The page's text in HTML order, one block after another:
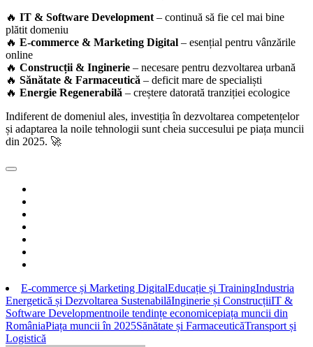
🔥 IT & Software Development – continuă să fie cel mai bine
plătit domeniu
🔥 E-commerce & Marketing Digital – esențial pentru vânzările
online
🔥 Construcții & Inginerie – necesare pentru dezvoltarea urbană
🔥 Sănătate & Farmaceutică – deficit mare de specialiști
🔥 Energie Regenerabilă – creștere datorată tranziției ecologice
Indiferent de domeniul ales, investiția în dezvoltarea competențelor
și adaptarea la noile tehnologii sunt cheia succesului pe piața muncii
din 2025. 🚀
E-commerce și Marketing DigitalEducație și TrainingIndustria
Energetică și Dezvoltarea SustenabilăInginerie și ConstrucțiiIT &
Software Developmentnoile tendințe economicepiața muncii din
RomâniaPiața muncii în 2025Sănătate și FarmaceuticăTransport și
Logistică